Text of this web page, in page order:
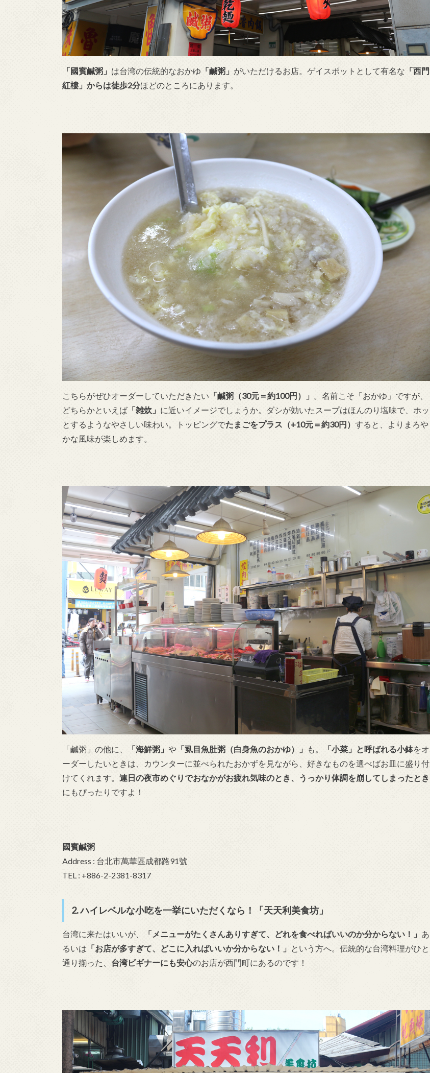
「國賓鹹粥」 は台湾の伝統的なおかゆ 「鹹粥」 がいただけるお店。ゲイスポットとして有名な 「西門
紅樓」からは徒歩2分ほどのところにあります。
こちらがぜひオーダーしていただきたい 「鹹粥（30元＝約100円）」 。名前こそ「おかゆ」ですが、
どちらかといえば 「雑炊」 に近いイメージでしょうか。ダシが効いたスープはほんのり塩味で、ホッ
とするようなやさしい味わい。トッピングでたまごをプラス（+10元＝約30円） すると、よりまろや
かな風味が楽しめます。
「鹹粥」の他に、 「海鮮粥」 や 「虱目魚肚粥（白身魚のおかゆ）」 も。 「小菜」と呼ばれる小鉢をオ
ーダーしたいときは、カウンターに並べられたおかずを見ながら、好きなものを選べばお皿に盛り付
けてくれます。 連日の夜市めぐりでおなかがお疲れ気味のとき、うっかり体調を崩してしまったとき
にもぴったりですよ！
國賓鹹粥
Address : 台北市萬華區成都路91號
TEL : +886-2-2381-8317
2. ハイレベルな小吃を一挙にいただくなら！「天天利美食坊」
台湾に来たはいいが、 「メニューがたくさんありすぎて、どれを食べればいいのか分からない！」 あ
るいは 「お店が多すぎて、どこに入ればいいか分からない！」 という方へ。伝統的な台湾料理がひと
通り揃った、 台湾ビギナーにも安心のお店が西門町にあるのです！